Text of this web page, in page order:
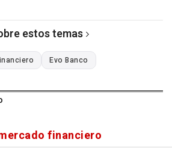
estos temas
Evo Banco
financiero